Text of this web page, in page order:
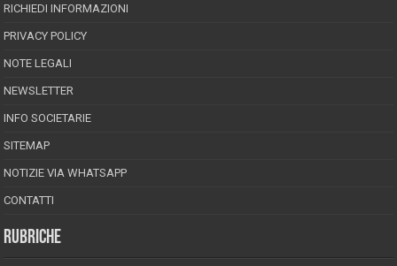
RICHIEDI INFORMAZIONI
PRIVACY POLICY
NOTE LEGALI
NEWSLETTER
INFO SOCIETARIE
SITEMAP
NOTIZIE VIA WHATSAPP
CONTATTI
RUBRICHE